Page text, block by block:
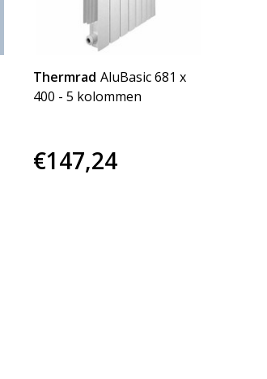
Thermrad AluBasic 681 x
400 - 5 kolommen
€147,24